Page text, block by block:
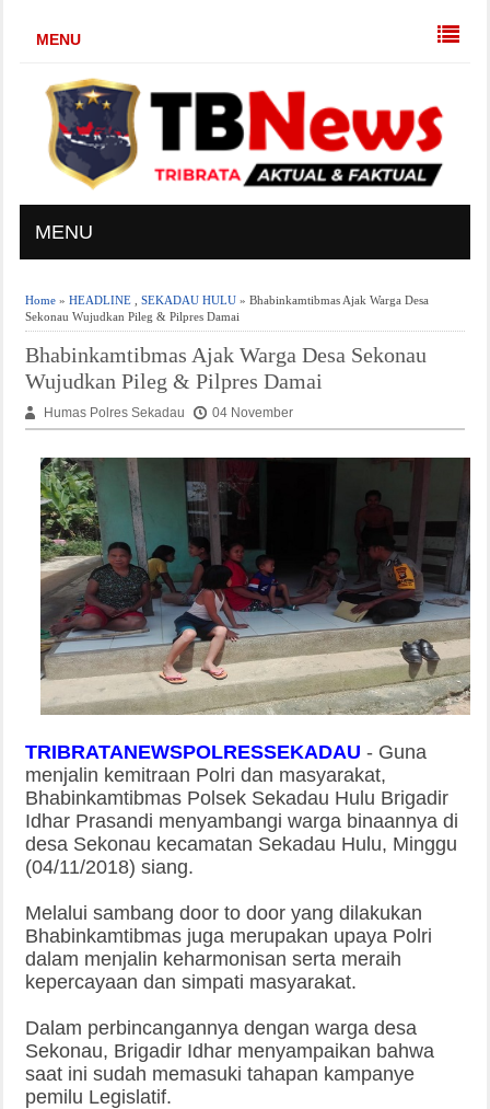
MENU
MENU
Home» HEADLINE, SEKADAU HULU» Bhabinkamtibmas Ajak Warga Desa
Sekonau Wujudkan Pileg & Pilpres Damai
Bhabinkamtibmas Ajak Warga Desa Sekonau
Wujudkan Pileg & Pilpres Damai
Humas Polres Sekadau 04 November
TRIBRATANEWSPOLRESSEKADAU - Guna
menjalin kemitraan Polri dan masyarakat,
Bhabinkamtibmas Polsek Sekadau Hulu Brigadir
Idhar Prasandi menyambangi warga binaannya di
desa Sekonau kecamatan Sekadau Hulu, Minggu
(04/11/2018) siang.
Melalui sambang door to door yang dilakukan
Bhabinkamtibmas juga merupakan upaya Polri
dalam menjalin keharmonisan serta meraih
kepercayaan dan simpati masyarakat.
Dalam perbincangannya dengan warga desa
Sekonau, Brigadir Idhar menyampaikan bahwa
saat ini sudah memasuki tahapan kampanye
pemilu Legislatif.